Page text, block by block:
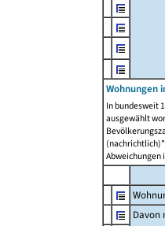
Wohnungen
In bundesweit
ausgewählt
Abweichungen
Davon